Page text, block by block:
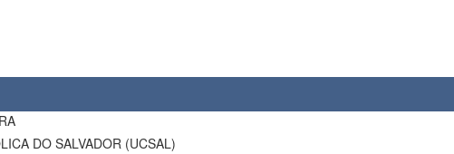
DO SALVADOR (UCSAL)